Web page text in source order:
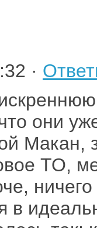
·
они
Макан,
ТО,
в